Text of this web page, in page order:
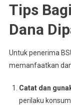
Tips
Dana
Untuk penerima
memanfaatkan
Catat dan
perilaku